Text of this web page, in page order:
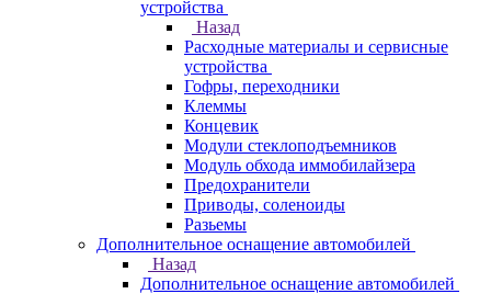
устройства
Назад
Расходные материалы и сервисные
устройства
Гофры, переходники
Клеммы
Концевик
Модули стеклоподъемников
Модуль обхода иммобилайзера
Предохранители
Приводы, соленоиды
Разьемы
Дополнительное оснащение автомобилей
Назад
Дополнительное оснащение автомобилей